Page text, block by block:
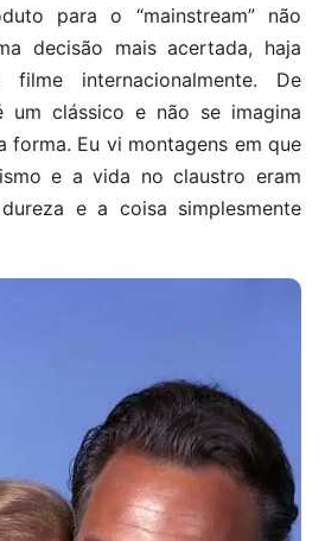
para o “mainstream” não
decisão mais acertada, haja
internacionalmente. De
um clássico e não se imagina
forma. Eu vi montagens em que
e a vida no claustro eram
e a coisa simplesmente